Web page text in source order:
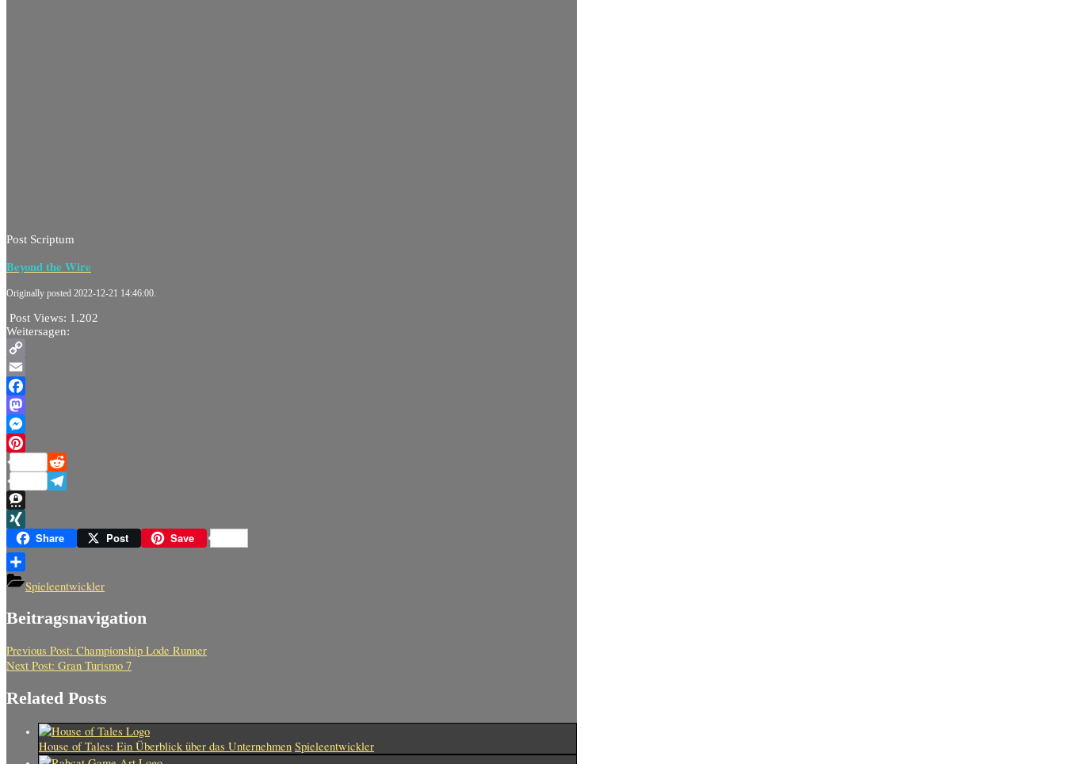
Post Scriptum
Beyond the Wire
Originally posted 2022-12-21 14:46:00.
Post Views: 1.202
Weitersagen:
Copy
Link
Email
Facebook
Mastodon
Messenger
Pinterest
Reddit
Telegram
Threema
XINGShare Post Save
TeilenSpieleentwickler
Beitragsnavigation
Previous Post: Championship Lode Runner
Next Post: Gran Turismo 7
Related Posts
House of Tales: Ein Überblick über das Unternehmen Spieleentwickler